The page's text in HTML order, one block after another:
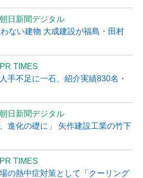
朝日新聞デジタル
ない建物 大成建設が福島・田村
PR TIMES
手不足に一石、紹介実績830名・
朝日新聞デジタル
進化の礎に」 矢作建設工業の竹下
PR TIMES
の熱中症対策として「クーリング